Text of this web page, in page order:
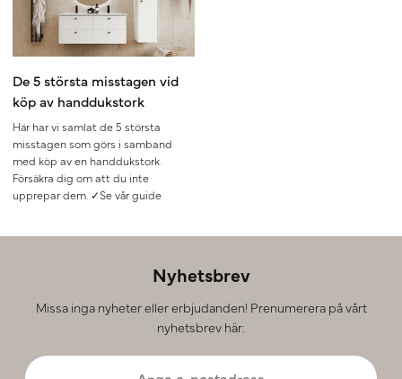
De 5 största misstagen vid
köp av handdukstork
Här har vi samlat de 5 största
misstagen som görs i samband
med köp av en handdukstork.
Försäkra dig om att du inte
upprepar dem. ✓Se vår guide
Nyhetsbrev
Missa inga nyheter eller erbjudanden! Prenumerera på vårt
nyhetsbrev här: